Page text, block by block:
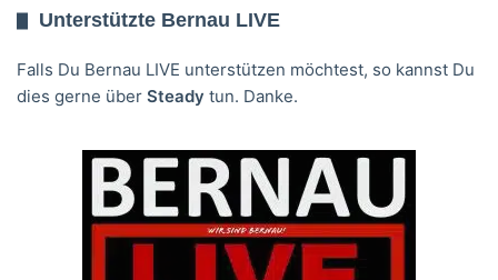
Unterstützte Bernau LIVE
Falls Du Bernau LIVE unterstützen möchtest, so kannst Du
dies gerne über Steady tun. Danke.